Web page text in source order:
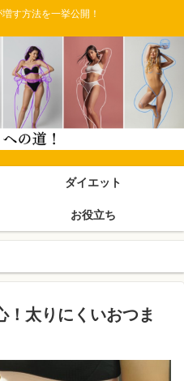
す方法を一挙公開！
ダイエット
お役立ち
！太りにくいおつま